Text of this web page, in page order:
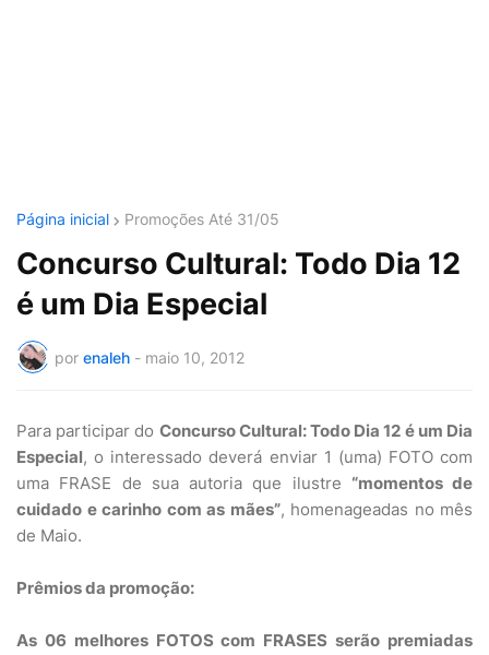
Página inicial Promoções Até 31/05
Concurso Cultural: Todo Dia 12
é um Dia Especial
por enaleh - maio 10, 2012
Para participar do Concurso Cultural: Todo Dia 12 é um Dia
Especial, o interessado deverá enviar 1 (uma) FOTO com
uma FRASE de sua autoria que ilustre “momentos de
cuidado e carinho com as mães”, homenageadas no mês
de Maio.
Prêmios da promoção:
As 06 melhores FOTOS com FRASES serão premiadas